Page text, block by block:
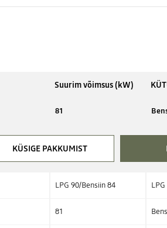
Suurim võimsus (kW)
81
KÜSIGE PAKKUMIST
LPG 90/Bensiin 84 LPG
81